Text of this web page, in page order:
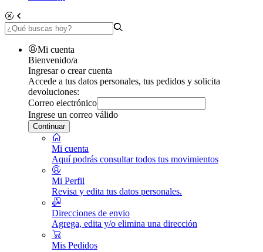
Mi cuenta
Bienvenido/a
Ingresar o crear cuenta
Accede a tus datos personales, tus pedidos y solicita
devoluciones:
Correo electrónico
Ingrese un correo válido
Continuar
Mi cuenta
Aquí podrás consultar todos tus movimientos
Mi Perfil
Revisa y edita tus datos personales.
Direcciones de envio
Agrega, edita y/o elimina una dirección
Mis Pedidos